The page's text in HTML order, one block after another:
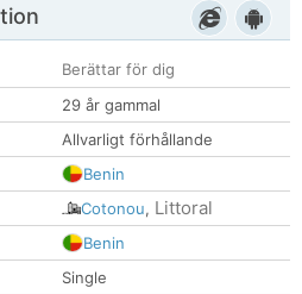
Berättar för dig
29 år gammal
Allvarligt förhållande
Benin
Cotonou, Littoral
Benin
Single